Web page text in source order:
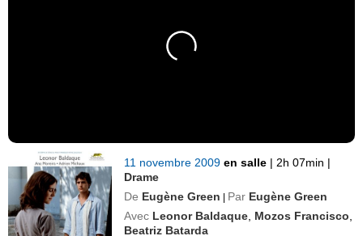
11 novembre 2009en salle | 2h 07min |
Drame
De Eugène Green | Par Eugène Green
Avec Leonor Baldaque Mozos Francisco
Beatriz Batarda